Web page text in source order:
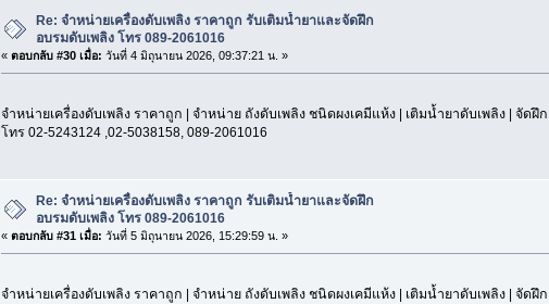
Re: จำหน่ายเครื่องดับเพลิง ราคาถูก รับเติมน้ำยาและจัดฝึก
อบรมดับเพลิง โทร 089-2061016
« ตอบกลับ #30 เมื่อ: วันที่ 4 มิถุนายน 2026, 09:37:21 น. »
จำหน่ายเครื่องดับเพลิง ราคาถูก | จำหน่าย ถังดับเพลิง ชนิดผงเคมีแห้ง | เติมน้ำยาดับเพลิง | จัดฝึ
โทร 02-5243124 ,02-5038158, 089-2061016
Re: จำหน่ายเครื่องดับเพลิง ราคาถูก รับเติมน้ำยาและจัดฝึก
อบรมดับเพลิง โทร 089-2061016
« ตอบกลับ #31 เมื่อ: วันที่ 5 มิถุนายน 2026, 15:29:59 น. »
จำหน่ายเครื่องดับเพลิง ราคาถูก | จำหน่าย ถังดับเพลิง ชนิดผงเคมีแห้ง | เติมน้ำยาดับเพลิง | จัดฝึ